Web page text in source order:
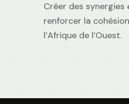
Créer des
renforcer la
l’Afrique de l’Ouest.